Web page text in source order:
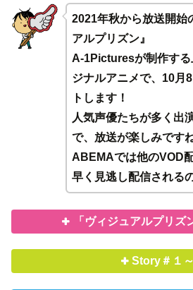
2021年秋から放送開始
アルプリズン』
A-1Picturesが制作する
ジナルアニメで、10月
トします！
人気声優たちが多く出
で、放送が楽しみですね
ABEMAでは他のVOD
早く見逃し配信される
「ヴィジュアルプリズ
Story＃１～